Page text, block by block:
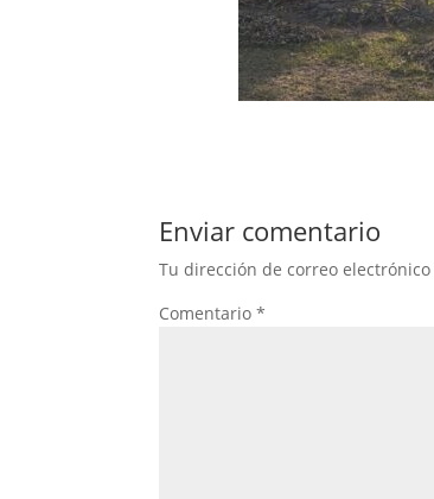
Enviar comentario
Tu dirección de correo
Comentario*